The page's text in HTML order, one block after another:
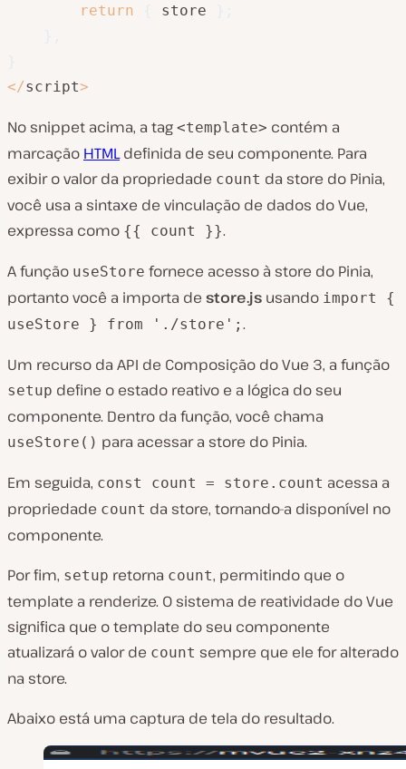
return
store
</script>
No snippet acima, a tag <template> contém a
marcação HTMLdefinida de seu componente. Para
exibir o valor da propriedade count da store do Pinia,
você usa a sintaxe de vinculação de dados do Vue,
expressa como {{ count }}.
A função useStore fornece acesso à store do Pinia,
portanto você a importa de store.js usando import {
useStore } from './store'; .
Um recurso da API de Composição do Vue 3, a função
setup define o estado reativo e a lógica do seu
componente. Dentro da função, você chama
useStore() para acessar a store do Pinia.
Em seguida, const count = store.count acessa a
propriedade count da store, tornando-a disponível no
componente.
Por fim, setup retorna count, permitindo que o
template a renderize. O sistema de reatividade do Vue
significa que o template do seu componente
atualizará o valor de count sempre que ele for alterado
na store.
Abaixo está uma captura de tela do resultado.